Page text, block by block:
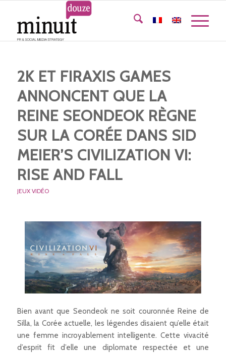
2K ET FIRAXIS GAMES
ANNONCENT QUE LA
REINE SEONDEOK RÈGNE
SUR LA CORÉE DANS SID
MEIER’S CIVILIZATION VI:
RISE AND FALL
JEUX VIDÉO
Bien avant que Seondeok ne soit couronnée Reine de
Silla, la Corée actuelle, les légendes disaient qu’elle était
une femme incroyablement intelligente. Cette vivacité
d’esprit fit d’elle une diplomate respectée et une